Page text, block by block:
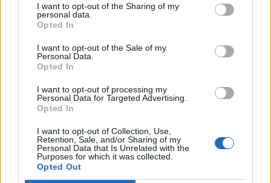
I want to opt-out of the Sharing of my
personal data.
Opted In
I want to opt-out of the Sale of my
Personal Data.
Opted In
I want to opt-out of processing my
Personal Data for Targeted Advertising.
Opted In
I want to opt-out of Collection, Use,
Retention, Sale, and/or Sharing of my
Personal Data that Is Unrelated with the
Purposes for which it was collected.
Opted Out
una stagione da protagonista in Belgio. Con la maglia del
Club Brugge ha collezionato
prolifici e continui del campionato.
Queste prestazioni hanno attirato l’attenzione di diversi
club europei, tra cui proprio il Crystal Palace
, alla ricerca
di rinforzi per mantenere competitività in Premier League.
Ufficiale: l'Hull City prende Tzolakis. La cifra record ed i
dettagli